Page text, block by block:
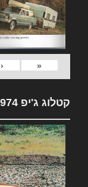
«
‹
קטלוג ג'יפ 1974